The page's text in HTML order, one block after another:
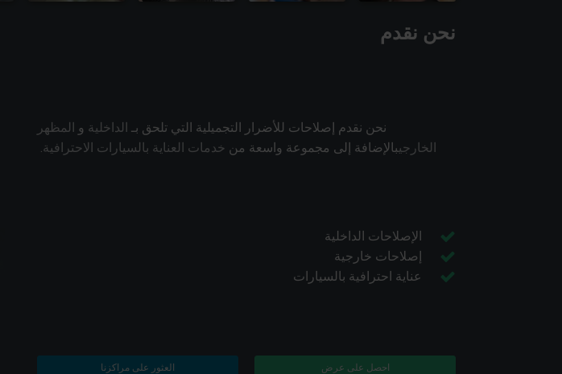
نحن نقدم
نحن نقدم إصلاحات للأضرار التجميلية التي تلحق بـ الداخلية و المظهر
الخارجيبالإضافة إلى مجموعة واسعة من خدمات العناية بالسيارات الاحترافية
الإصلاحات الداخلية
إصلاحات خارجية
عناية احترافية بالسيارات
احصل على عرض العثور على مراكزنا